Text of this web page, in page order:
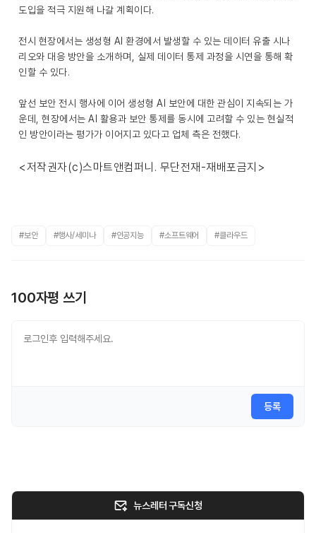
도입을 적극 지원해 나갈 계획이다.
전시 현장에서는 생성형 AI 환경에서 발생할 수 있는 데이터 유출 시나
리오와 대응 방안을 소개하며, 실제 데이터 통제 과정을 시연을 통해 확
인할 수 있다.
앞선 보안 전시 행사에 이어 생성형 AI 보안에 대한 관심이 지속되는 가
운데, 현장에서는 AI 활용과 보안 통제를 동시에 고려할 수 있는 현실적
인 방안이라는 평가가 이어지고 있다고 업체 측은 전했다.
<저작권자(c)스마트앤컴퍼니. 무단전재-재배포금지>
#보안 #행사/세미나 #인공지능 #소프트웨어 #클라우드
100자평 쓰기
등록
뉴스레터 구독신청